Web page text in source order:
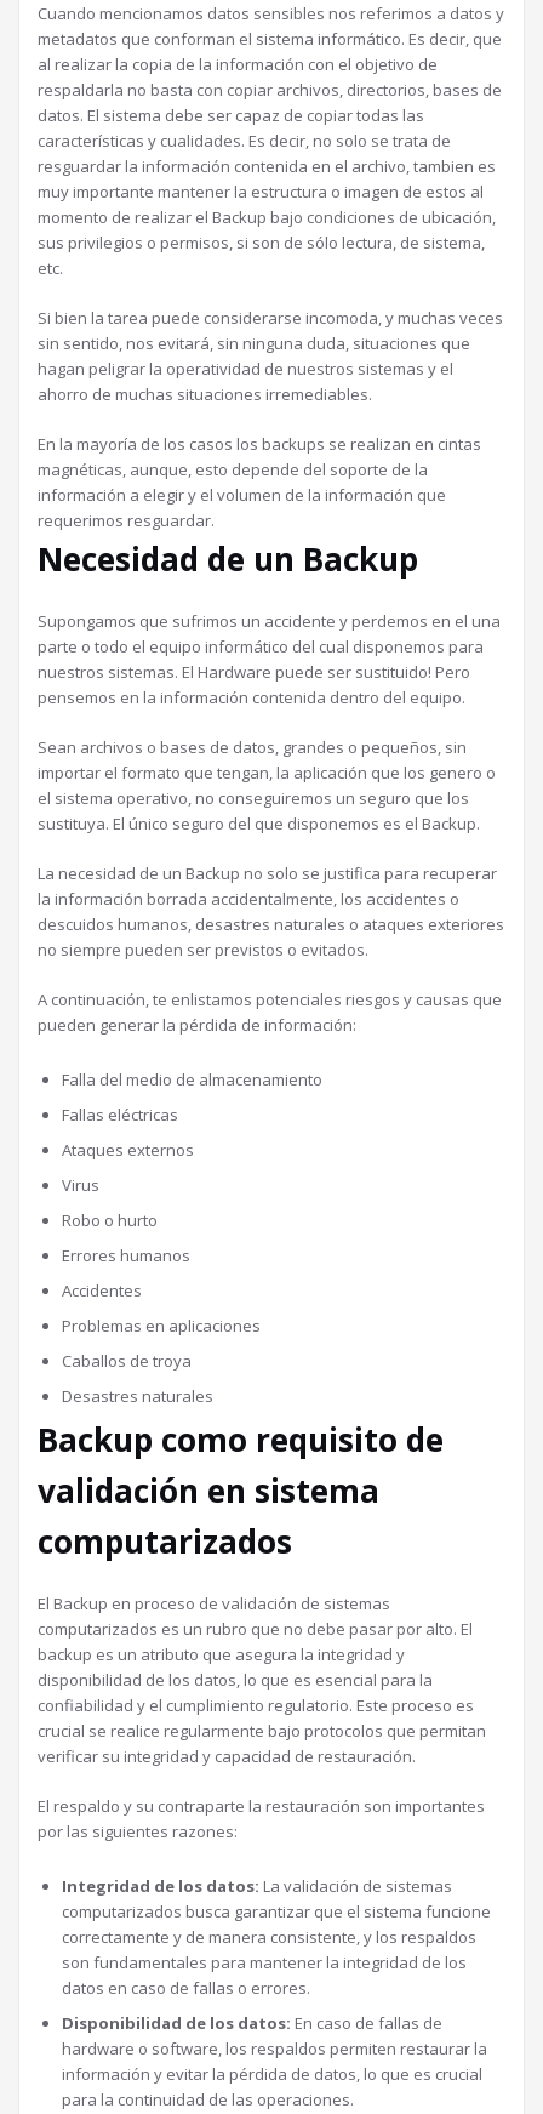
Cuando mencionamos datos sensibles nos referimos a datos y
metadatos que conforman el sistema informático. Es decir, que
al realizar la copia de la información con el objetivo de
respaldarla no basta con copiar archivos, directorios, bases de
datos. El sistema debe ser capaz de copiar todas las
características y cualidades. Es decir, no solo se trata de
resguardar la información contenida en el archivo, tambien es
muy importante mantener la estructura o imagen de estos al
momento de realizar el Backup bajo condiciones de ubicación,
sus privilegios o permisos, si son de sólo lectura, de sistema,
etc.
Si bien la tarea puede considerarse incomoda, y muchas veces
sin sentido, nos evitará, sin ninguna duda, situaciones que
hagan peligrar la operatividad de nuestros sistemas y el
ahorro de muchas situaciones irremediables.
En la mayoría de los casos los backups se realizan en cintas
magnéticas, aunque, esto depende del soporte de la
información a elegir y el volumen de la información que
requerimos resguardar.
Necesidad de un Backup
Supongamos que sufrimos un accidente y perdemos en el una
parte o todo el equipo informático del cual disponemos para
nuestros sistemas. El Hardware puede ser sustituido! Pero
pensemos en la información contenida dentro del equipo.
Sean archivos o bases de datos, grandes o pequeños, sin
importar el formato que tengan, la aplicación que los genero o
el sistema operativo, no conseguiremos un seguro que los
sustituya. El único seguro del que disponemos es el Backup.
La necesidad de un Backup no solo se justifica para recuperar
la información borrada accidentalmente, los accidentes o
descuidos humanos, desastres naturales o ataques exteriores
no siempre pueden ser previstos o evitados.
A continuación, te enlistamos potenciales riesgos y causas que
pueden generar la pérdida de información:
Falla del medio de almacenamiento
Fallas eléctricas
Ataques externos
Virus
Robo o hurto
Errores humanos
Accidentes
Problemas en aplicaciones
Caballos de troya
Desastres naturales
Backup como requisito de
validación en sistema
computarizados
El Backup en proceso de validación de sistemas
computarizados es un rubro que no debe pasar por alto. El
backup es un atributo que asegura la integridad y
disponibilidad de los datos, lo que es esencial para la
confiabilidad y el cumplimiento regulatorio. Este proceso es
crucial se realice regularmente bajo protocolos que permitan
verificar su integridad y capacidad de restauración.
El respaldo y su contraparte la restauración son importantes
por las siguientes razones:
Integridad de los datos: La validación de sistemas
computarizados busca garantizar que el sistema funcione
correctamente y de manera consistente, y los respaldos
son fundamentales para mantener la integridad de los
datos en caso de fallas o errores.
Disponibilidad de los datos: En caso de fallas de
hardware o software, los respaldos permiten restaurar la
información y evitar la pérdida de datos, lo que es crucial
para la continuidad de las operaciones.